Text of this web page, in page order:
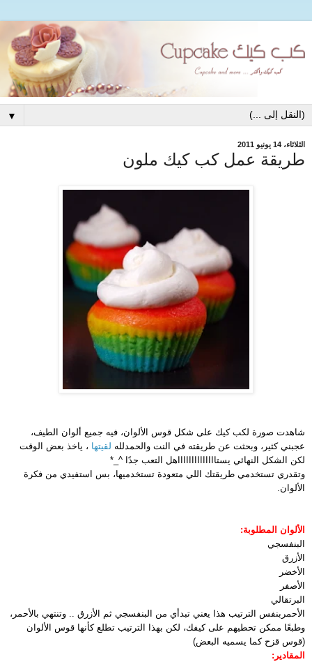
▼
الثلاثاء، 14 يونيو 2011
طريقة عمل كب كيك ملون
شاهدت صورة لكب كيك على شكل قوس الألوان، فيه جميع ألوان الطيف،
عجبني كثير، وبحثت عن طريقته في النت والحمدلله لقيتها ، ياخذ بعض الوقت
لكن الشكل النهائي يستااااااااااااااهل التعب جدًا ^_*
وتقدري تستخدمي طريقتك اللي متعودة تستخدميها، بس استفيدي من فكرة
الألوان.
الألوان المطلوبة:
البنفسجي
الأزرق
الأخضر
الأصفر
البرتقالي
الأحمر بنفس الترتيب هذا يعني تبدأي من البنفسجي ثم الأزرق .. وتنتهي بالأحمر،
وطبعًا ممكن تحطيهم على كيفك، لكن بهذا الترتيب تطلع كأنها قوس الألوان
(قوس قزح كما يسميه البعض)
المقادير: